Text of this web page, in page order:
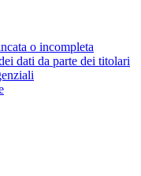
o incompleta
dati da parte dei titolari